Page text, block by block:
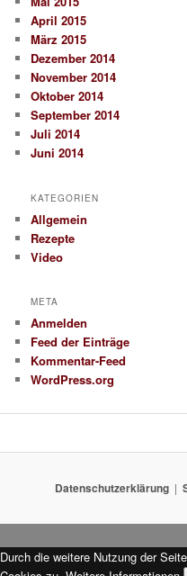
April 2015
März 2015
Dezember 2014
November 2014
Oktober 2014
September 2014
Juli 2014
Juni 2014
KATEGORIEN
Allgemein
Rezepte
Video
META
Anmelden
Feed der Einträge
Kommentar-Feed
WordPress.org
Datenschutzerklärung
Durch die weitere Nutzung der